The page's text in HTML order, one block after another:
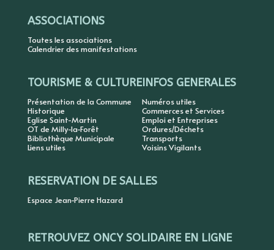
ASSOCIATIONS
Toutes les associations
Calendrier des manifestations
TOURISME & CULTURE
Présentation de la Commune
Historique
Eglise Saint-Martin
OT de Milly-la-Forêt
Bibliothèque Municipale
Liens utiles
INFOS GENERALES
Numéros utiles
Commerces et Services
Emploi et Entreprises
Ordures/Déchets
Transports
Voisins Vigilants
RESERVATION DE SALLES
Espace Jean-Pierre Hazard
RETROUVEZ ONCY SOLIDAIRE EN LIGNE